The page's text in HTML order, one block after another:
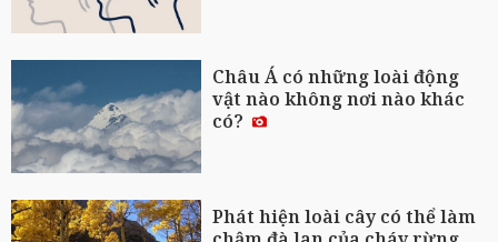
Châu Á có những loài động
vật nào không nơi nào khác
có?
Phát hiện loài cây có thể làm